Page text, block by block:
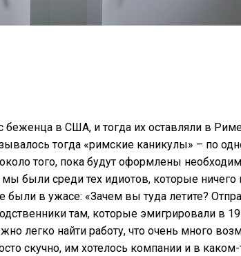
беженца в США, и тогда их оставляли в
тогда «римские каникулы» – по
того, пока будут оформлены
были среди тех идиотов, которые ничего
в ужасе: «Зачем вы туда летите?
там, которые эмигрировали в
легко найти работу, что очень много
скучно, им хотелось компании и в